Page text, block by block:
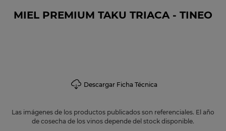
Descargar Ficha Técnica
Las imágenes de los productos publicados son referenciales. El año
de cosecha de los vinos depende del stock disponible.
MIEL PREMIUM TAKU TRIACA - TINEO